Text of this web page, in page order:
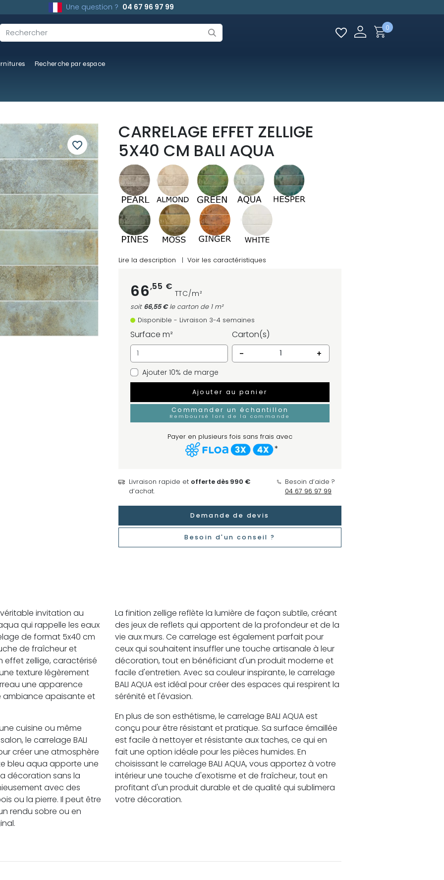
Une question ? 04 67 96 97 99
Recherche par espace
0
favorite_border
CARRELAGE EFFET ZELLIGE
5X40 CM BALI AQUA
Lire la description | Voir les caractéristiques
66,55 €
TTC/m²
soit 66,55 €le carton de 1 m²
Disponible - Livraison 3-4 semaines
Surface m²
Carton(s)
-
+
Ajouter 10% de marge
Ajouter au panier
Commander un échantillon
Remboursé lors de la commande
Payer en plusieurs fois sans frais avec
*
Livraison rapide et offerte dès 990 €
d’achat.
Besoin d’aide ?
04 67 96 97 99
Demande de devis
Besoin d'un conseil ?
véritable invitation au
qui rappelle les eaux
de format 5x40 cm
de fraîcheur et
effet zellige, caractérisé
texture légèrement
une apparence
ambiance apaisante et
cuisine ou même
le carrelage BALI
créer une atmosphère
bleu aqua apporte une
décoration sans la
avec des
ou la pierre. Il peut être
rendu sobre ou en
La finition zellige reflète la lumière de façon subtile, créant
des jeux de reflets qui apportent de la profondeur et de la
vie aux murs. Ce carrelage est également parfait pour
ceux qui souhaitent insuffler une touche artisanale à leur
décoration, tout en bénéficiant d'un produit moderne et
facile d'entretien. Avec sa couleur inspirante, le carrelage
BALI AQUA est idéal pour créer des espaces qui respirent la
sérénité et l'évasion.
En plus de son esthétisme, le carrelage BALI AQUA est
conçu pour être résistant et pratique. Sa surface émaillée
est facile à nettoyer et résistante aux taches, ce qui en
fait une option idéale pour les pièces humides. En
choisissant le carrelage BALI AQUA, vous apportez à votre
intérieur une touche d'exotisme et de fraîcheur, tout en
profitant d'un produit durable et de qualité qui sublimera
votre décoration.